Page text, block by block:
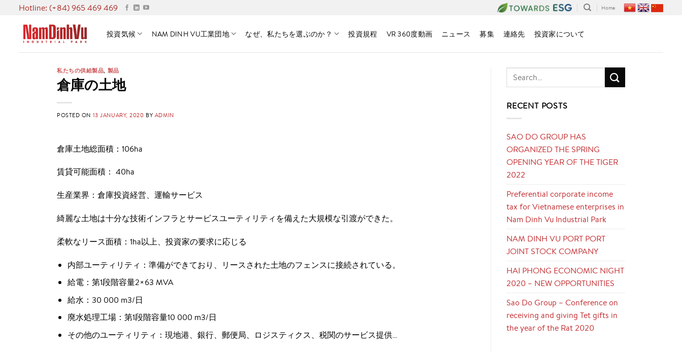
content
Hotline: (+84) 965 469 469 Home
投資気候 NAM DINH VU工業団地 なぜ、私たちを選ぶのか？ 投資規程 VR 360度動画 ニュース 募集 連絡先 投資家について
私たちの供給製品, 製品
倉庫の土地
POSTED ON 13 JANUARY, 2020 BY ADMIN
倉庫土地総面積：106ha
賃貸可能面積： 40ha
生産業界：倉庫投資経営、運輸サービス
綺麗な土地は十分な技術インフラとサービスユーティリティを備えた大規模な引渡ができた。
柔軟なリース面積：1ha以上、投資家の要求に応じる
内部ユーティリティ：準備ができており、リースされた土地のフェンスに接続されている。
給電：第1段階容量2×63 MVA
給水：30 000 m3/日
廃水処理工場：第1段階容量10 000 m3/日
その他のユーティリティ：現地港、銀行、郵便局、ロジスティクス、税関のサービス提供…
RECENT POSTS
SAO DO GROUP HAS
ORGANIZED THE SPRING
OPENING YEAR OF THE TIGER
2022
Preferential corporate income
tax for Vietnamese enterprises in
Nam Dinh Vu Industrial Park
NAM DINH VU PORT PORT
JOINT STOCK COMPANY
HAI PHONG ECONOMIC NIGHT
2020 – NEW OPPORTUNITIES
Sao Do Group – Conference on
receiving and giving Tet gifts in
the year of the Rat 2020